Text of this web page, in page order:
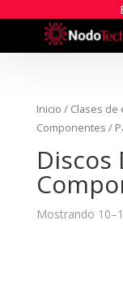
Inicio / Clases de
Componentes /
Discos
Mostrando